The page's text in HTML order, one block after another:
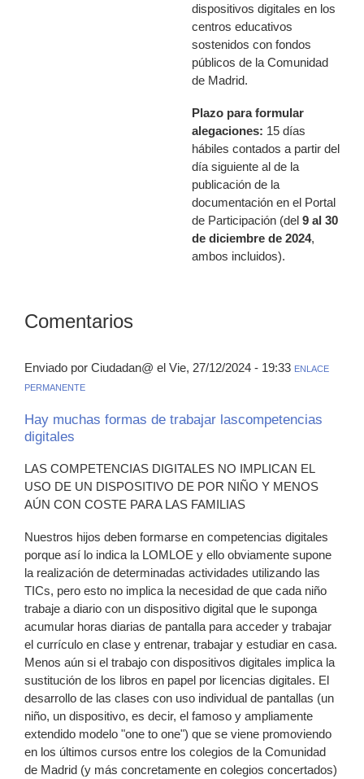
dispositivos digitales en los
centros educativos
sostenidos con fondos
públicos de la Comunidad
de Madrid.
Plazo para formular
alegaciones: 15 días
hábiles contados a partir del
día siguiente al de la
publicación de la
documentación en el Portal
de Participación (del 9 al 30
de diciembre de 2024,
ambos incluidos).
Comentarios
Enviado por Ciudadan@ el Vie, 27/12/2024 - 19:33 ENLACE
PERMANENTE
Hay muchas formas de trabajar lascompetencias
digitales
LAS COMPETENCIAS DIGITALES NO IMPLICAN EL
USO DE UN DISPOSITIVO DE POR NIÑO Y MENOS
AÚN CON COSTE PARA LAS FAMILIAS
Nuestros hijos deben formarse en competencias digitales
porque así lo indica la LOMLOE y ello obviamente supone
la realización de determinadas actividades utilizando las
TICs, pero esto no implica la necesidad de que cada niño
trabaje a diario con un dispositivo digital que le suponga
acumular horas diarias de pantalla para acceder y trabajar
el currículo en clase y entrenar, trabajar y estudiar en casa.
Menos aún si el trabajo con dispositivos digitales implica la
sustitución de los libros en papel por licencias digitales. El
desarrollo de las clases con uso individual de pantallas (un
niño, un dispositivo, es decir, el famoso y ampliamente
extendido modelo "one to one") que se viene promoviendo
en los últimos cursos entre los colegios de la Comunidad
de Madrid (y más concretamente en colegios concertados)